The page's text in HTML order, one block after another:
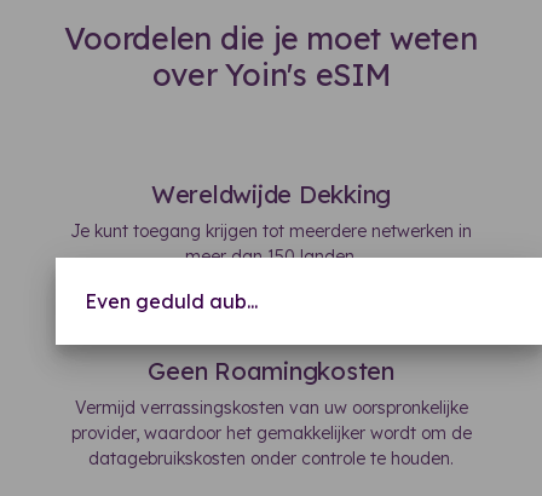
Even geduld aub...
Voordelen die je moet weten
over Yoin's eSIM
Wereldwijde Dekking
Je kunt toegang krijgen tot meerdere netwerken in
meer dan 150 landen.
Geen Roamingkosten
Vermijd verrassingskosten van uw oorspronkelijke
provider, waardoor het gemakkelijker wordt om de
datagebruikskosten onder controle te houden.